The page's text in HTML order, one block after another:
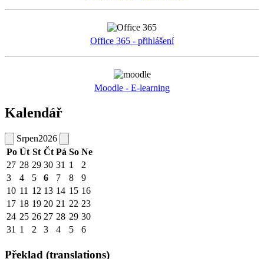
Office 365 - přihlášení
Moodle - E-learning
Kalendář
Srpen2026
Po Út St Čt Pá So Ne
27 28 29 30 31 1
2
3
4 5 6 7 8
9
10 11 12 13 14 15 16
17 18 19 20 21 22 23
24 25 26 27 28 29 30
31 1 2 3 4 5 6
Překlad (translations)